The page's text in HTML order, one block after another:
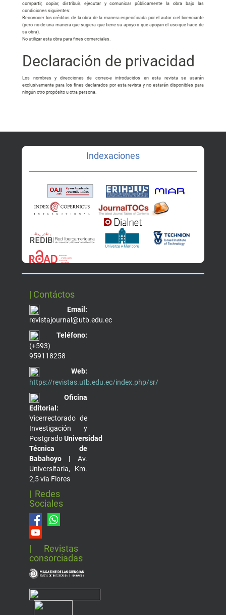
compartir, copiar, distribuir, ejecutar y comunicar públicamente la obra bajo las
condiciones siguientes:
Reconocer los créditos de la obra de la manera especificada por el autor o el licenciante
(pero no de una manera que sugiera que tiene su apoyo o que apoyan el uso que hace de
su obra).
No utilizar esta obra para fines comerciales.
Declaración de privacidad
Los nombres y direcciones de correo-e introducidos en esta revista se usarán
exclusivamente para los fines declarados por esta revista y no estarán disponibles para
ningún otro propósito u otra persona.
Indexaciones
| Contáctos
Email:
revistajournal@utb.edu.ec
Teléfono:
(+593)
959118258
Web:
https://revistas.utb.edu.ec/index.php/sr/
Oficina
Editorial:
Vicerrectorado de
Investigación y
PostgradoUniversidad
Técnica de
Babahoyo | Av.
Universitaria, Km.
2,5 vía Flores
| Redes
Sociales
| Revistas
consorciadas